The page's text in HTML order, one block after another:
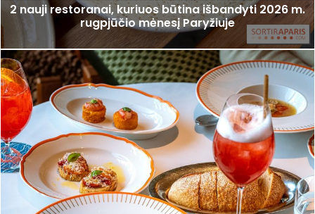
2 nauji restoranai, kuriuos būtina išbandyti 2026 m.
rugpjūčio mėnesį Paryžiuje